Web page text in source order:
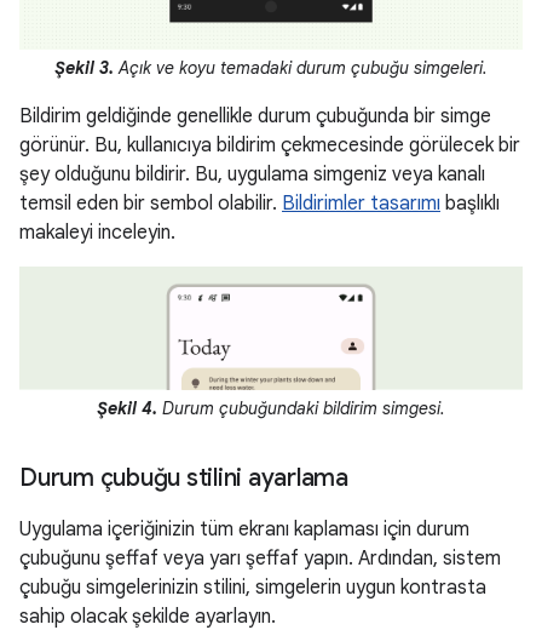
Şekil 3. Açık ve koyu temadaki durum çubuğu simgeleri.
Bildirim geldiğinde genellikle durum çubuğunda bir simge
görünür. Bu, kullanıcıya bildirim çekmecesinde görülecek bir
şey olduğunu bildirir. Bu, uygulama simgeniz veya kanalı
temsil eden bir sembol olabilir. Bildirimler tasarımı başlıklı
makaleyi inceleyin.
Şekil 4. Durum çubuğundaki bildirim simgesi.
Durum çubuğu stilini ayarlama
Uygulama içeriğinizin tüm ekranı kaplaması için durum
çubuğunu şeffaf veya yarı şeffaf yapın. Ardından, sistem
çubuğu simgelerinizin stilini, simgelerin uygun kontrasta
sahip olacak şekilde ayarlayın.